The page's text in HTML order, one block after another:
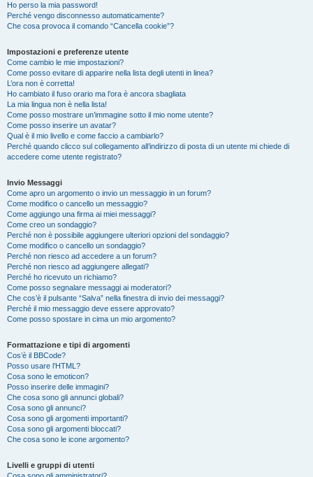
Ho perso la mia password!
Perché vengo disconnesso automaticamente?
Che cosa provoca il comando “Cancella cookie”?
Impostazioni e preferenze utente
Come cambio le mie impostazioni?
Come posso evitare di apparire nella lista degli utenti in linea?
L’ora non è corretta!
Ho cambiato il fuso orario ma l’ora è ancora sbagliata
La mia lingua non è nella lista!
Come posso mostrare un’immagine sotto il mio nome utente?
Come posso inserire un avatar?
Qual è il mio livello e come faccio a cambiarlo?
Perché quando clicco sul collegamento all’indirizzo di posta di un utente mi chiede di
accedere come utente registrato?
Invio Messaggi
Come apro un argomento o invio un messaggio in un forum?
Come modifico o cancello un messaggio?
Come aggiungo una firma ai miei messaggi?
Come creo un sondaggio?
Perché non è possibile aggiungere ulteriori opzioni del sondaggio?
Come modifico o cancello un sondaggio?
Perché non riesco ad accedere a un forum?
Perché non riesco ad aggiungere allegati?
Perché ho ricevuto un richiamo?
Come posso segnalare messaggi ai moderatori?
Che cos’è il pulsante “Salva” nella finestra di invio dei messaggi?
Perché il mio messaggio deve essere approvato?
Come posso spostare in cima un mio argomento?
Formattazione e tipi di argomenti
Cos’è il BBCode?
Posso usare l’HTML?
Cosa sono le emoticon?
Posso inserire delle immagini?
Che cosa sono gli annunci globali?
Cosa sono gli annunci?
Cosa sono gli argomenti importanti?
Cosa sono gli argomenti bloccati?
Che cosa sono le icone argomento?
Livelli e gruppi di utenti